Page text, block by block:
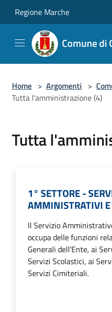
Regione Marche
Comune di
Home > Argomenti >
Tutta l'amministrazione (4)
Tutta
1° SETTORE -
AMMINISTRATIVI
Il Servizio
occupa delle funzioni
Generali dell'Ente, ai
Servizi Scolastici, ai
Servizi Cimiteriali.